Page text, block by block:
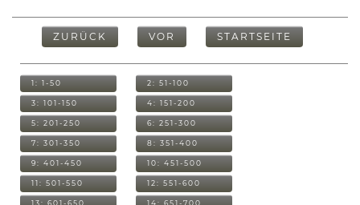
ZURÜCK VOR STARTSEITE
1: 1-50 2: 51-100
3: 101-150 4: 151-200
5: 201-250 6: 251-300
7: 301-350 8: 351-400
9: 401-450 10: 451-500
11: 501-550 12: 551-600
13: 601-650 14: 651-700